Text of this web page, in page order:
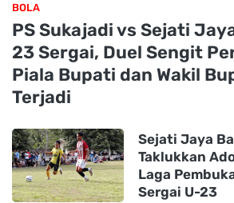
BOLA
PS Sukajadi vs Sejati
23 Sergai, Duel Sengit
Piala Bupati dan Wakil
Terjadi
Sejati Jaya
Taklukkan
Laga
Sergai U-23